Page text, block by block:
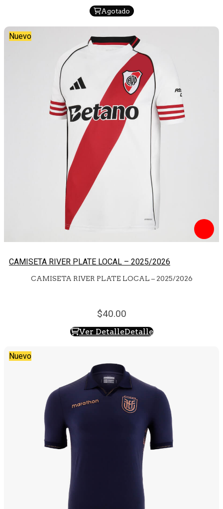
Agotado
Nuevo
CAMISETA RIVER PLATE LOCAL – 2025/2026
CAMISETA RIVER PLATE LOCAL – 2025/2026
40.00
Ver DetalleDetalle
Nuevo